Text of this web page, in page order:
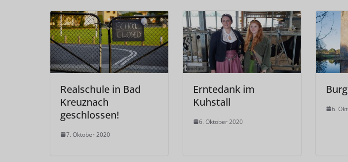
Realschule in Bad
Kreuznach
geschlossen!
7. Oktober 2020
Erntedank im
Kuhstall
6. Oktober 2020
6.